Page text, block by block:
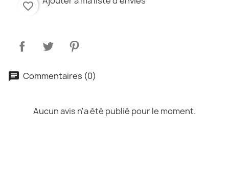
favorite_border
Commentaires (0)
Aucun avis n'a été publié pour le moment.